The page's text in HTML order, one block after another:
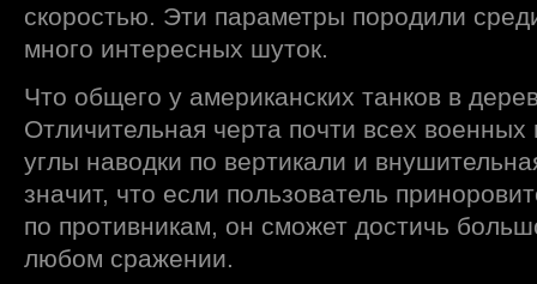
скоростью. Эти параметры породили
много интересных шуток.
Что общего у американских танков в
Отличительная черта почти всех
углы наводки по вертикали и
значит, что если пользователь
по противникам, он сможет достичь
любом сражении.